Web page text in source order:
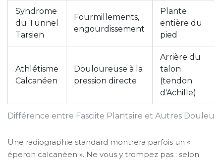
Différence entre Fasciite Plantaire et Autres
Syndrome
du Tunnel
Tarsien
Fourmillements,
engourdissement
Plante
entière du
pied
Athlétisme
Calcanéen
Douloureuse à la
pression directe
Arrière du
talon
(tendon
d'Achille)
Une radiographie standard montrera parfois un «
éperon calcanéen ». Ne vous y trompez pas : selon